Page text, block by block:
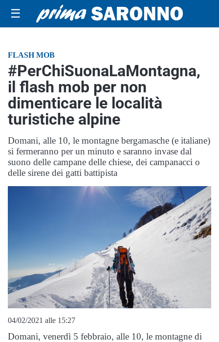
☰
FLASH MOB
#PerChiSuonaLaMontagna,
il flash mob per non
dimenticare le località
turistiche alpine
Domani, alle 10, le montagne bergamasche (e italiane)
si fermeranno per un minuto e saranno invase dal
suono delle campane delle chiese, dei campanacci o
delle sirene dei gatti battipista
04/02/2021 alle 15:27
Domani, venerdì 5 febbraio, alle 10, le montagne di